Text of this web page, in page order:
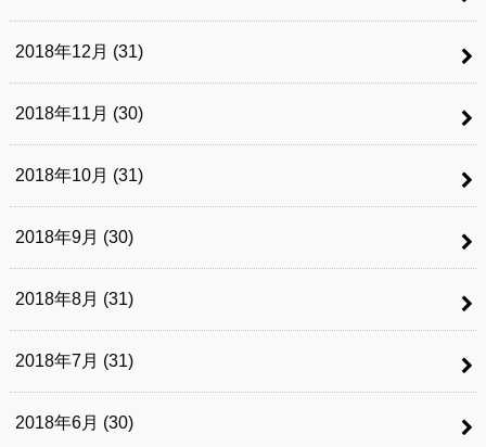
2018年12月 (31)
2018年11月 (30)
2018年10月 (31)
2018年9月 (30)
2018年8月 (31)
2018年7月 (31)
2018年6月 (30)